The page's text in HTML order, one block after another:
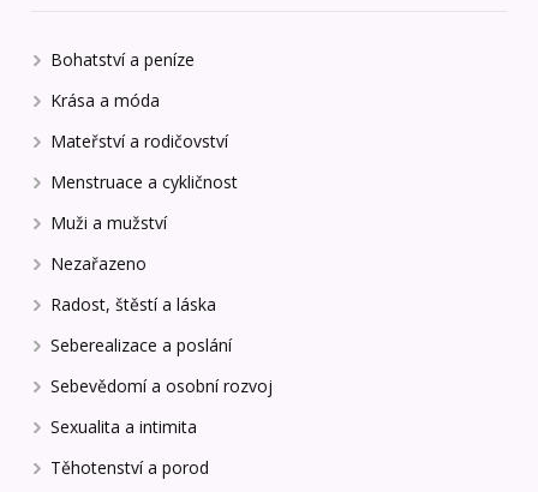
Bohatství a peníze
Krása a móda
Mateřství a rodičovství
Menstruace a cykličnost
Muži a mužství
Nezařazeno
Radost, štěstí a láska
Seberealizace a poslání
Sebevědomí a osobní rozvoj
Sexualita a intimita
Těhotenství a porod